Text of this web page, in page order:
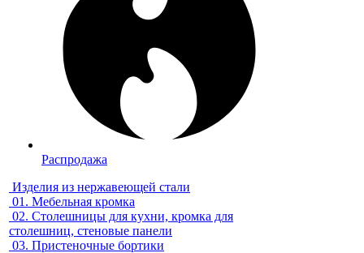
Распродажа
Изделия из нержавеющей стали
01. Мебельная кромка
02. Столешницы для кухни, кромка для
столешниц, стеновые панели
03. Пристеночные бортики